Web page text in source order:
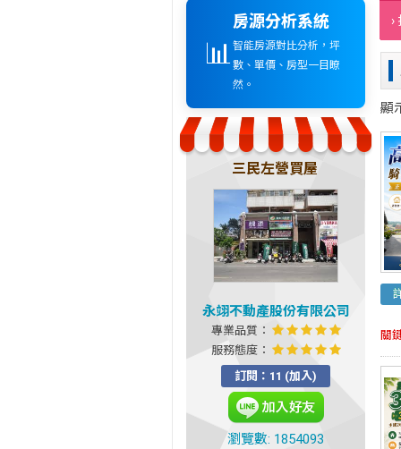
📊
房源分析系統
智能房源對比分析，坪
數、單價、房型一目瞭
然。
三民左營買屋
永翊不動產股份有限公司
專業品質：
服務態度：
訂閱：11 (加入)
瀏覽數: 1854093
›
顯
關